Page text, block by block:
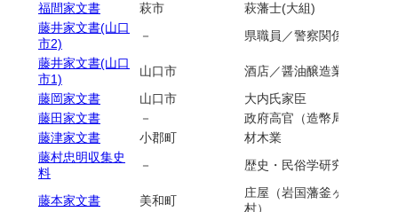
福間家文書
萩市
萩藩士(大組)
藤井家文書(山口
市2)
－
県職員／警察関係法規
藤井家文書(山口
市1)
山口市
酒店／醤油醸造業／建設
藤岡家文書
山口市
大内氏家臣
藤田家文書
－
政府高官（造幣局京都出張
藤津家文書
小郡町
材木業
藤村忠明収集史
料
－ 歴史・民俗学研究者／コレ
藤本家文書 美和町
庄屋（岩国藩釜ヶ原村）
村）